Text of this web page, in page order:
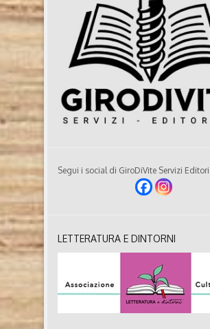
La radiomante di Himmler di Marco
Domenico Dodaro (2026, Neri Pozza) Chi
autori Marco Consentino, già Capo
Cerimoniale del Senato, ha scritto
costume e comportamento, libri di
teatrali e sceneggiature di graphic novel.
dei romanzi I fantasmi dell’Impero (con
Dodaro e Luigi ..
Segui i social di GiroDiVite Servizi
LETTERATURA E DINTORNI